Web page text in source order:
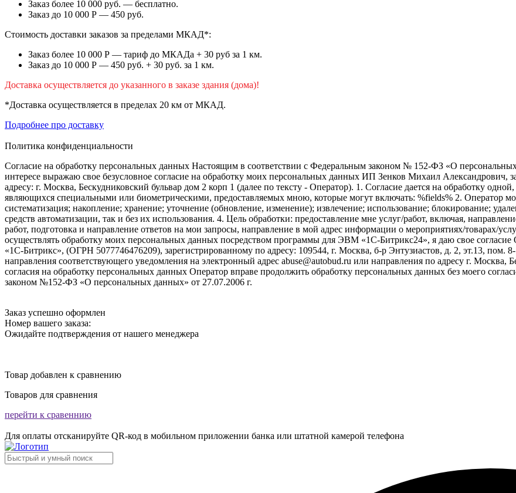
Заказ более 10 000 руб. — бесплатно.
Заказ до 10 000 Р — 450 руб.
Стоимость доставки заказов за пределами МКАД*:
Заказ более 10 000 Р — тариф до МКАДа + 30 руб за 1 км.
Заказ до 10 000 Р — 450 руб. + 30 руб. за 1 км.
Доставка осуществляется до указанного в заказе здания (дома)!
*Доставка осуществляется в пределах 20 км от МКАД.
Подробнее про доставку
Политика конфиденциальности
Согласие на обработку персональных данных Настоящим в соответствии с Федеральным законом № 152-ФЗ «О
интересе выражаю свое безусловное согласие на обработку моих персональных данных ИП Зенков Михаил Александрович,
адресу: г. Москва, Бескудниковский бульвар дом 2 корп 1 (далее по тексту - Оператор). 1. Согласие дается на обработку
являющихся специальными или биометрическими, предоставляемых мною, которые могут включать: %fields% 2. Оператор
систематизация; накопление; хранение; уточнение (обновление, изменение); извлечение; использование; блокирование;
средств автоматизации, так и без их использования. 4. Цель обработки: предоставление мне услуг/работ, включая,
работ, подготовка и направление ответов на мои запросы, направление в мой адрес информации о мероприятиях/товарах/
осуществлять обработку моих персональных данных посредством программы для ЭВМ «1С-Битрикс24», я даю свое
«1С-Битрикс», (ОГРН 5077746476209), зарегистрированному по адресу: 109544, г. Москва, б-р Энтузиастов, д. 2, эт.13, пом.
направления соответствующего уведомления на электронный адрес abuse@autobud.ru или направления по адресу г.
согласия на обработку персональных данных Оператор вправе продолжить обработку персональных данных без моего
законом №152-ФЗ «О персональных данных» от 27.07.2006 г.
Заказ успешно оформлен
Номер вашего заказа:
Ожидайте подтверждения от нашего менеджера
Товар добавлен к сравнению
Товаров для сравнения
перейти к сравеннию
Для оплаты отсканируйте QR-код в мобильном приложении банка или штатной камерой телефона